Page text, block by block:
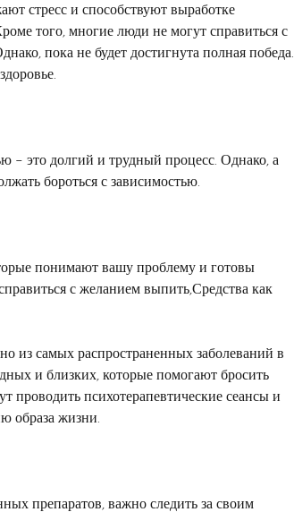
стресс и способствуют выработке
того, многие люди не могут справиться с
пока не будет достигнута полная победа.,
– это долгий и трудный процесс. Однако, а
бороться с зависимостью.
понимают вашу проблему и готовы
с желанием выпить,Средства как
из самых распространенных заболеваний в
и близких, которые помогают бросить
проводить психотерапевтические сеансы и
образа жизни.
препаратов, важно следить за своим